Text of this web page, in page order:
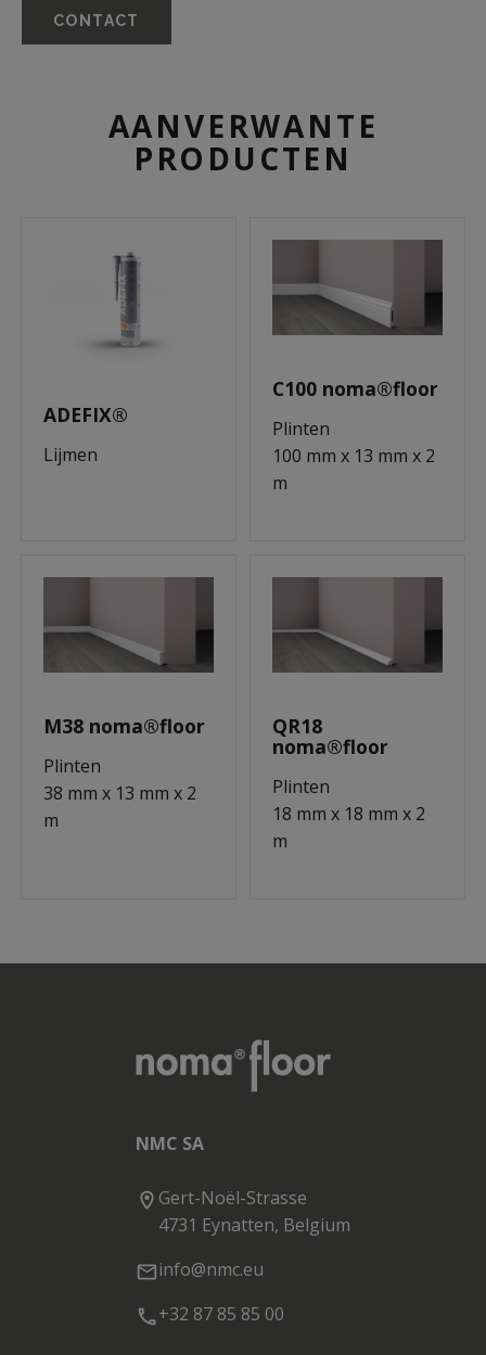
CONTACT
AANVERWANTE
PRODUCTEN
ADEFIX®
Lijmen
C100 noma®floor
Plinten
100 mm x 13 mm x 2
m
M38 noma®floor
Plinten
38 mm x 13 mm x 2
m
QR18
noma®floor
Plinten
18 mm x 18 mm x 2
m
NMC SA
Gert-Noël-Strasse
4731 Eynatten, Belgium
info@nmc.eu
+32 87 85 85 00